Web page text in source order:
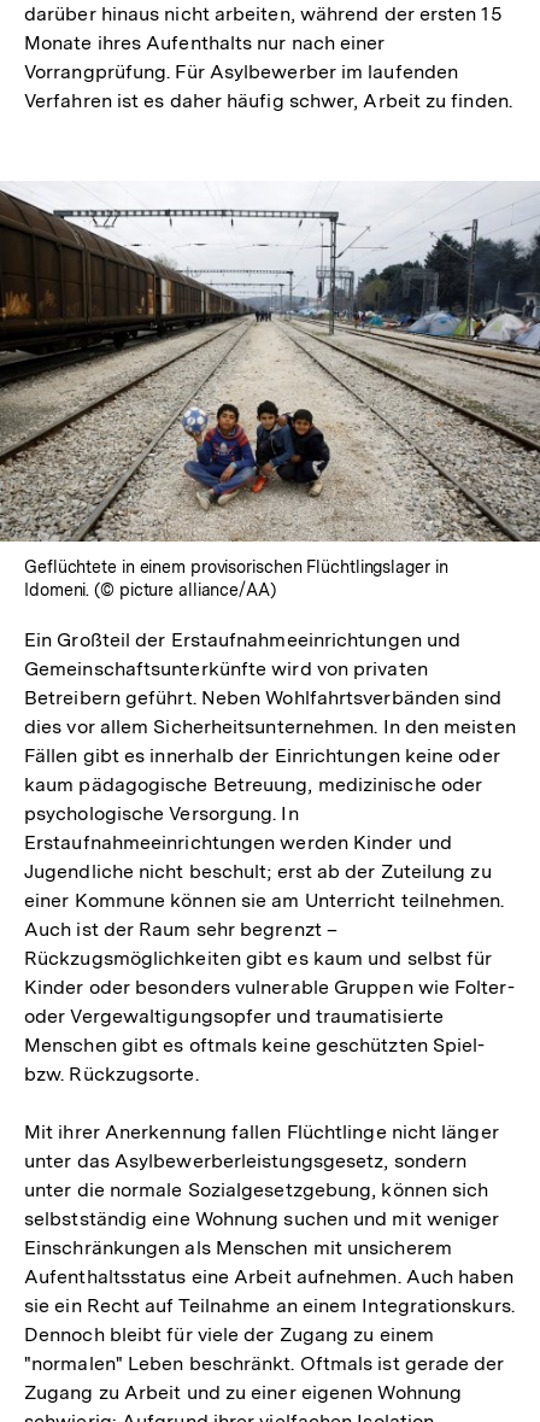
darüber hinaus nicht arbeiten, während der ersten 15
Monate ihres Aufenthalts nur nach einer
Vorrangprüfung. Für Asylbewerber im laufenden
Verfahren ist es daher häufig schwer, Arbeit zu finden.
In
Lightbox
öffnen
Geflüchtete in einem provisorischen Flüchtlingslager in
Idomeni. (© picture alliance/AA)
Ein Großteil der Erstaufnahmeeinrichtungen und
Gemeinschaftsunterkünfte wird von privaten
Betreibern geführt. Neben Wohlfahrtsverbänden sind
dies vor allem Sicherheitsunternehmen. In den meisten
Fällen gibt es innerhalb der Einrichtungen keine oder
kaum pädagogische Betreuung, medizinische oder
psychologische Versorgung. In
Erstaufnahmeeinrichtungen werden Kinder und
Jugendliche nicht beschult; erst ab der Zuteilung zu
einer Kommune können sie am Unterricht teilnehmen.
Auch ist der Raum sehr begrenzt –
Rückzugsmöglichkeiten gibt es kaum und selbst für
Kinder oder besonders vulnerable Gruppen wie Folter-
oder Vergewaltigungsopfer und traumatisierte
Menschen gibt es oftmals keine geschützten Spiel-
bzw. Rückzugsorte.
Mit ihrer Anerkennung fallen Flüchtlinge nicht länger
unter das Asylbewerberleistungsgesetz, sondern
unter die normale Sozialgesetzgebung, können sich
selbstständig eine Wohnung suchen und mit weniger
Einschränkungen als Menschen mit unsicherem
Aufenthaltsstatus eine Arbeit aufnehmen. Auch haben
sie ein Recht auf Teilnahme an einem Integrationskurs.
Dennoch bleibt für viele der Zugang zu einem
"normalen" Leben beschränkt. Oftmals ist gerade der
Zugang zu Arbeit und zu einer eigenen Wohnung